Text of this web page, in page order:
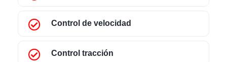
Control de velocidad
Control tracción